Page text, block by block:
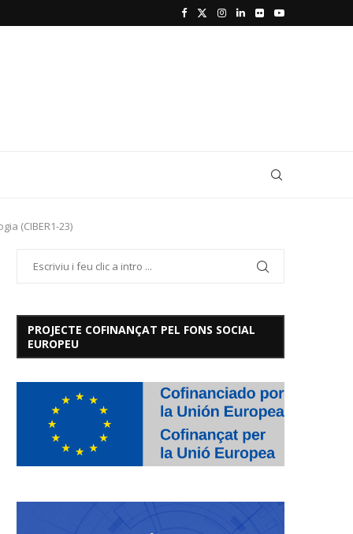
(CIBER1-23)
PROJECTE COFINANÇAT PEL FONS SOCIAL
EUROPEU